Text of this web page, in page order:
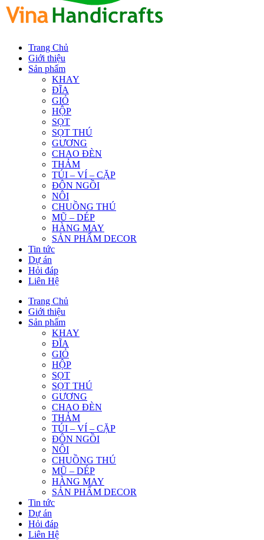
Trang Chủ
Giới thiệu
Sản phẩm
KHAY
ĐĨA
GIỎ
HỘP
SỌT
SỌT THÚ
GƯƠNG
CHAO ĐÈN
THẢM
TÚI – VÍ – CẶP
ĐÔN NGỒI
NÔI
CHUỒNG THÚ
MŨ – DÉP
HÀNG MAY
SẢN PHẨM DECOR
Tin tức
Dự án
Hỏi đáp
Liên Hệ
Trang Chủ
Giới thiệu
Sản phẩm
KHAY
ĐĨA
GIỎ
HỘP
SỌT
SỌT THÚ
GƯƠNG
CHAO ĐÈN
THẢM
TÚI – VÍ – CẶP
ĐÔN NGỒI
NÔI
CHUỒNG THÚ
MŨ – DÉP
HÀNG MAY
SẢN PHẨM DECOR
Tin tức
Dự án
Hỏi đáp
Liên Hệ